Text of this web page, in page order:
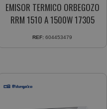
EMISOR TERMICO ORBEGOZO
RRM 1510 A 1500W 17305
REF: 604453479